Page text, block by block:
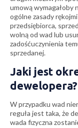
umową wymagałoby
ogólne zasady
przedsiębiorca,
wolną od wad lub
zadośćuczynienia
sprzedanej.
Jaki jest
dewelopera?
W przypadku wad
reguła jest taka, że
wada fizyczna